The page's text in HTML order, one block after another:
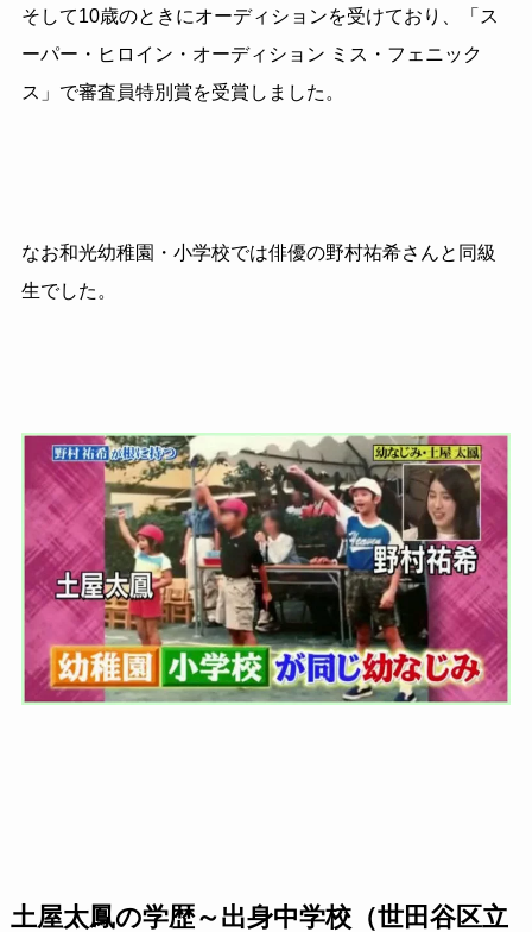
そして10歳のときにオーディションを受けており、「ス
ーパー・ヒロイン・オーディション ミス・フェニック
ス」で審査員特別賞を受賞しました。
なお和光幼稚園・小学校では俳優の野村祐希さんと同級
生でした。
土屋太鳳の学歴～出身中学校（世田谷区立